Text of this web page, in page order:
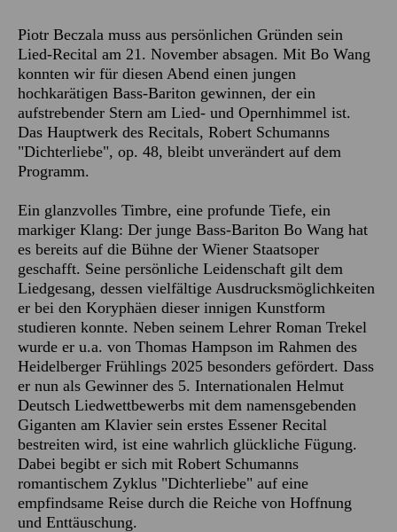
Piotr Beczala muss aus persönlichen Gründen sein
Lied-Recital am 21. November absagen. Mit Bo Wang
konnten wir für diesen Abend einen jungen
hochkarätigen Bass-Bariton gewinnen, der ein
aufstrebender Stern am Lied- und Opernhimmel ist.
Das Hauptwerk des Recitals, Robert Schumanns
"Dichterliebe", op. 48, bleibt unverändert auf dem
Programm.
Ein glanzvolles Timbre, eine profunde Tiefe, ein
markiger Klang: Der junge Bass-Bariton Bo Wang hat
es bereits auf die Bühne der Wiener Staatsoper
geschafft. Seine persönliche Leidenschaft gilt dem
Liedgesang, dessen vielfältige Ausdrucksmöglichkeiten
er bei den Koryphäen dieser innigen Kunstform
studieren konnte. Neben seinem Lehrer Roman Trekel
wurde er u.a. von Thomas Hampson im Rahmen des
Heidelberger Frühlings 2025 besonders gefördert. Dass
er nun als Gewinner des 5. Internationalen Helmut
Deutsch Liedwettbewerbs mit dem namensgebenden
Giganten am Klavier sein erstes Essener Recital
bestreiten wird, ist eine wahrlich glückliche Fügung.
Dabei begibt er sich mit Robert Schumanns
romantischem Zyklus "Dichterliebe" auf eine
empfindsame Reise durch die Reiche von Hoffnung
und Enttäuschung.